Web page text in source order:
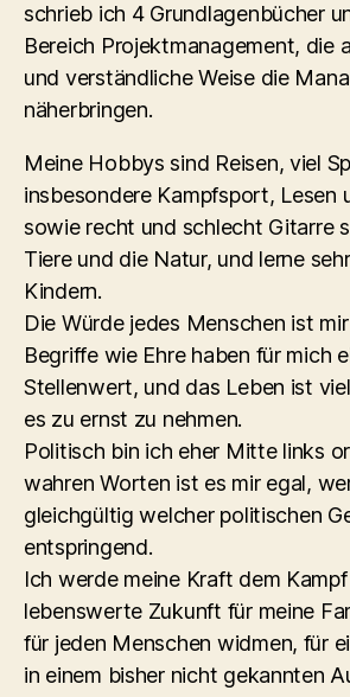
schrieb ich 4 Grundlagenbücher
Bereich Projektmanagement, die
und verständliche Weise die
näherbringen.
Meine Hobbys sind Reisen, viel
insbesondere Kampfsport, Lesen
sowie recht und schlecht Gitarre
Tiere und die Natur, und lerne
Kindern.
Die Würde jedes Menschen ist
Begriffe wie Ehre haben für mich
Stellenwert, und das Leben ist
es zu ernst zu nehmen.
Politisch bin ich eher Mitte links
wahren Worten ist es mir egal,
gleichgültig welcher politischen
entspringend.
Ich werde meine Kraft dem
lebenswerte Zukunft für meine
für jeden Menschen widmen, für
in einem bisher nicht gekannten